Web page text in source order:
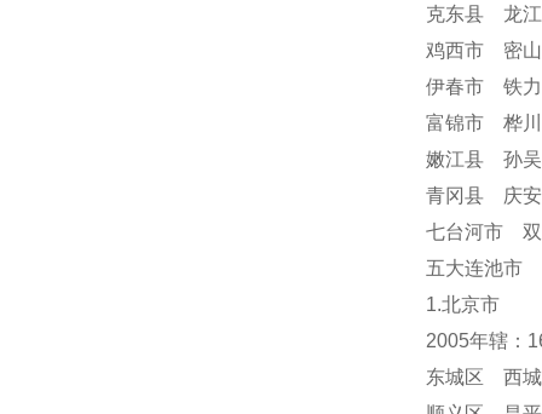
克东县 龙
鸡西市 密
伊春市 铁
富锦市 桦
嫩江县 孙
青冈县 庆
七台河市
五大连池市
1.北京市
2005年辖：
东城区 西